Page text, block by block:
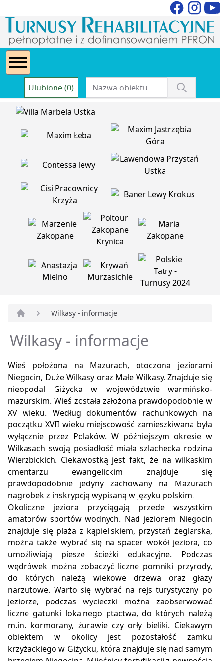
Ulubione (0)
Wilkasy - informacje
Wilkasy - informacje
Wieś położona na Mazurach, otoczona jeziorami
Niegocin, Duże Wilkasy oraz Małe Wilkasy. Znajduje się
nieopodal Giżycka w województwie warmińsko-
mazurskim. Wieś została założona prawdopodobnie w
XV wieku. Według dokumentów rachunkowych na
początku XVII wieku miejscowość zamieszkiwana była
wyłącznie przez Polaków. W późniejszym okresie w
Wilkasach swoją posiadłość miała szlachecka rodzina
Wierzbickich. Ciekawostką jest fakt, że na wilkaskim
cmentarzu ewangelickim znajduje się
prawdopodobnie jedyny zachowany na Mazurach
nagrobek z inskrypcją wypisaną w języku polskim.
Okoliczne jeziora przyciągają przede wszystkim
amatorów sportów wodnych. Nad jeziorem Niegocin
znajduje się plaża z kąpieliskiem, przystań żeglarska,
można także wybrać się na spacer wokół jeziora, co
umożliwiają piesze ścieżki edukacyjne. Podczas
wędrówek można zobaczyć liczne pomniki przyrody,
do których należą wiekowe drzewa oraz głazy
narzutowe. Warto się wybrać na rejs turystyczny po
jeziorze, podczas wycieczki można zaobserwować
liczne gatunki lokalnego ptactwa, do których należą
m.in. kormorany, żurawie czy orły bieliki. Ciekawym
obiektem w okolicy jest pozostałość zamku
krzyżackiego w Giżycku, która znajduje się nad samym